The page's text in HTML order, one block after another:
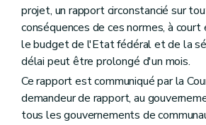
projet, un rapport circonstancié sur
conséquences de ces normes, à
le budget de l'Etat fédéral et de la
délai peut être prolongé d'un mois.
Ce rapport est communiqué par la
demandeur de rapport, au
tous les gouvernements de